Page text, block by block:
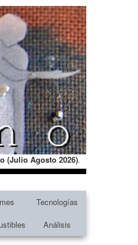
(Julio Agosto 2026).
Tecnologías
Análisis